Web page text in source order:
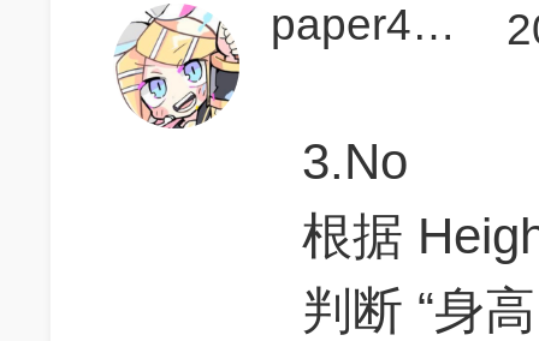
paper4869
3.No
根据
判断 “身